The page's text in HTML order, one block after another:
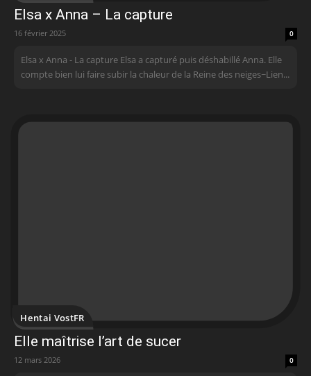
Elsa x Anna – La capture
16 février 2025 0
Elsa x Anna - La capture Elsa a capturé puis déshabillé Anna. Elle
compte bien lui faire subir la chaleur de la Reine des neiges~ Lien...
Hentai VostFR
Elle maîtrise l’art de sucer
12 mars 2026 0